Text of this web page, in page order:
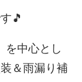
🎵
を中心とし
＆雨漏り補